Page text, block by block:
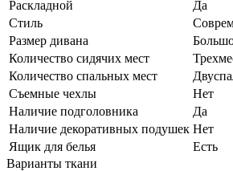
Раскладной
Да
Стиль
Размер дивана
Количество сидячих мест
Количество спальных мест
Съемные чехлы
Нет
Наличие подголовника
Да
Наличие декоративных подушек Нет
Ящик для белья
Есть
Варианты ткани